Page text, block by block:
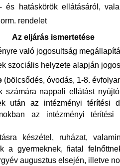
hatáskörök ellátásáról,
rendelet
Az eljárás ismertetése
való jogosultság
szociális helyzete alapján
(bölcsődés, óvodás, 1-8.
számára nappali ellátást
után az intézményi térítési
az intézményi
készétel, ruházat,
a gyermeknek, fiatal
augusztus elsején, illetve